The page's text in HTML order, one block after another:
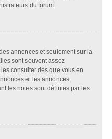
du forum.
annonces et seulement sur la
sont souvent assez
consulter dès que vous en
et les annonces
les notes sont définies par les